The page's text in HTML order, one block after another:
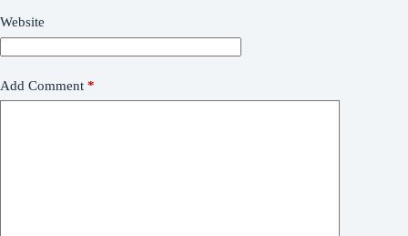
Website
Add Comment *